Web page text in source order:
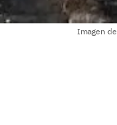
Imagen